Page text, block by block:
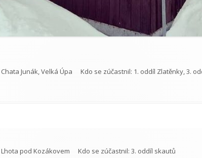
Chata Junák, Velká Úpa Kdo se zúčastnil: 1. oddíl Zlatěnky, 3.
Lhota pod Kozákovem Kdo se zúčastnil: 3. oddíl skautů